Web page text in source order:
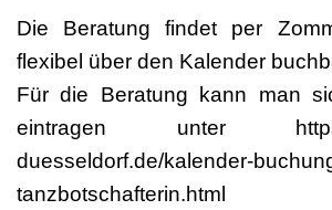
Die Beratung findet per
flexibel über den Kalender
Für die Beratung kann man
eintragen unter https://
duesseldorf.de/kalender-
tanzbotschafterin.html